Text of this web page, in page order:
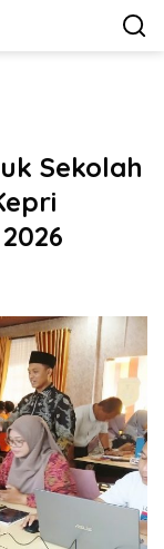
Sekolah